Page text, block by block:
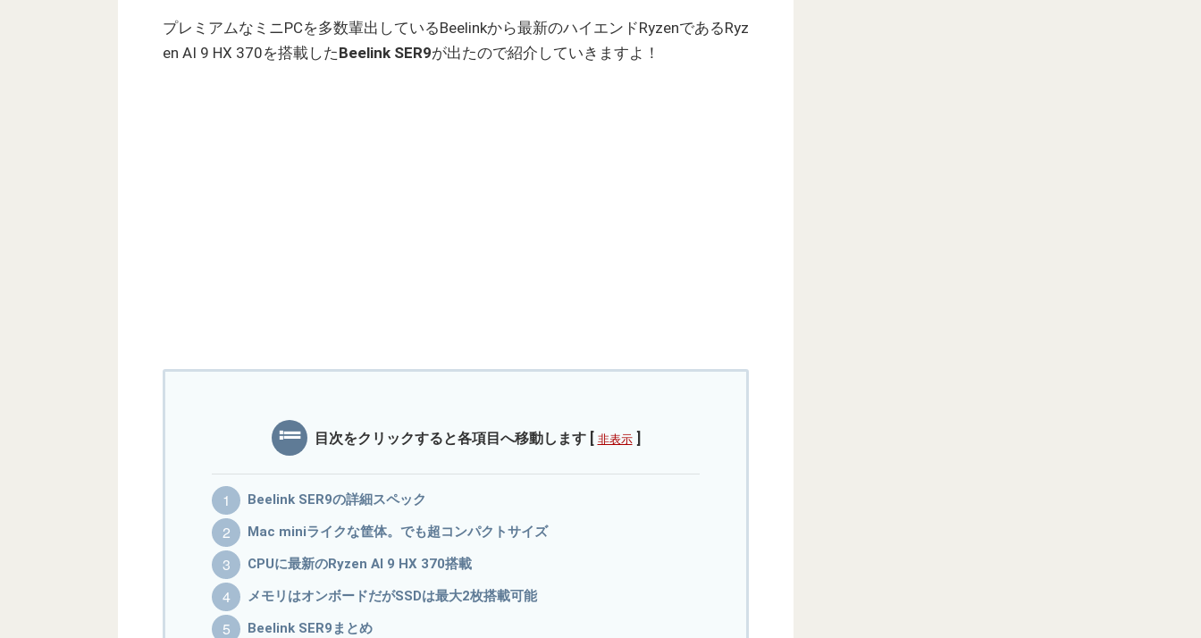
プレミアムなミニPCを多数輩出しているBeelinkから最新のハイエンドRyzenであるRyz
en AI 9 HX 370を搭載したBeelink SER9が出たので紹介していきますよ！
目次をクリックすると各項目へ移動します [ 非表示 ]
Beelink SER9の詳細スペック
Mac miniライクな筐体。でも超コンパクトサイズ
CPUに最新のRyzen AI 9 HX 370搭載
メモリはオンボードだがSSDは最大2枚搭載可能
Beelink SER9まとめ